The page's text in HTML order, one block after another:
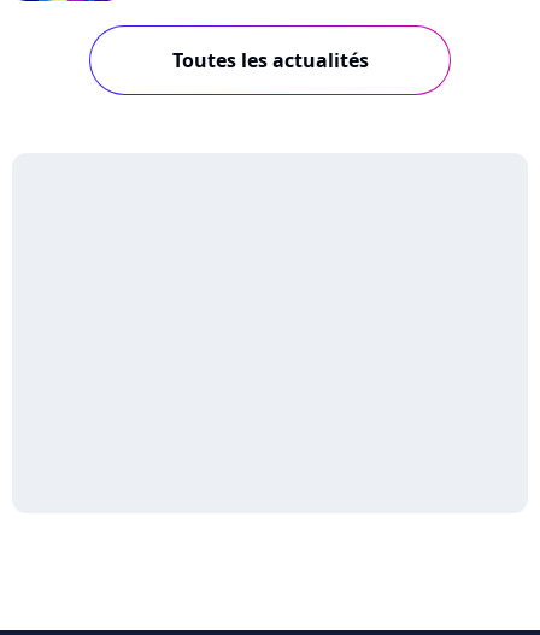
Toutes les actualités